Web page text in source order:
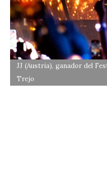
JJ (Austria), ganador del
Trejo